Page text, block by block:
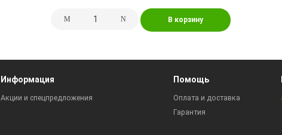
В корзину
Информация
Акции и спецпредложения
Помощь
Оплата и доставка
Гарантия